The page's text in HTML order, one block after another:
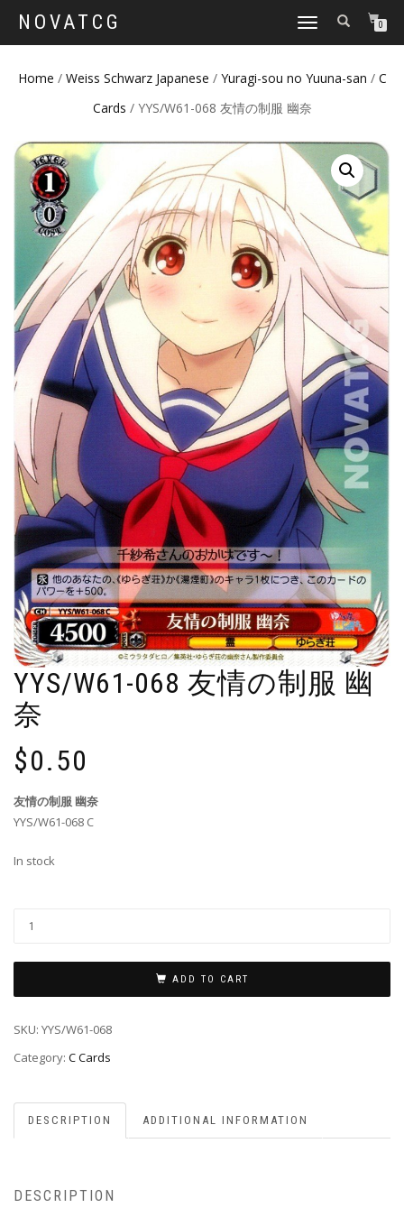
NOVATCG
TOGGLE
0
Home / Weiss Schwarz Japanese / Yuragi-sou no Yuuna-san / C
Cards / YYS/W61-068 友情の制服 幽奈
YYS/W61-068 友情の制服 幽
奈
$0.50
友情の制服 幽奈
YYS/W61-068 C
In stock
ADD TO CART
SKU: YYS/W61-068
Category: C Cards
DESCRIPTION ADDITIONAL INFORMATION
DESCRIPTION